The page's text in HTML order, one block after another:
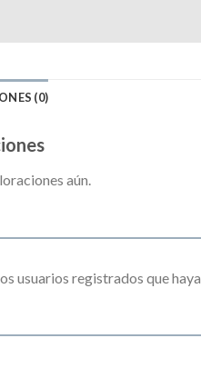
(0)
aún.
usuarios registrados que